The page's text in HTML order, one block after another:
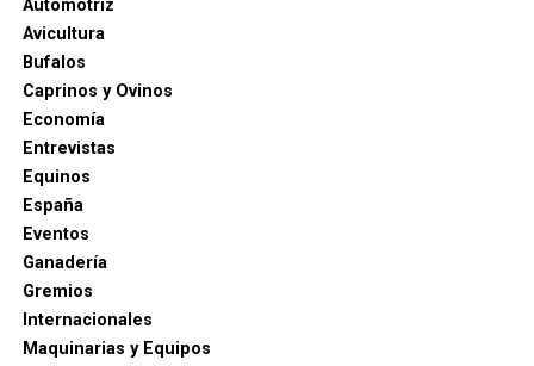
Automotriz
Avicultura
Bufalos
Caprinos y Ovinos
Economía
Entrevistas
Equinos
España
Eventos
Ganadería
Gremios
Internacionales
Maquinarias y Equipos